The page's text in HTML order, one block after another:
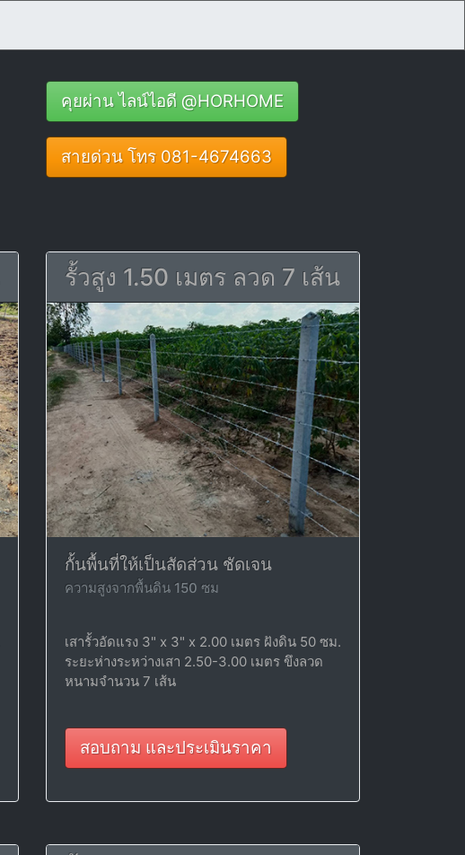
คุยผ่าน ไลน์ไอดี @HORHOME
สายด่วน โทร 081-4674663
รั้วสูง 1.50 เมตร ลวด 7 เส้น
กั้นพื้นที่ให้เป็นสัดส่วน ชัดเจน
ความสูงจากพื้นดิน 150 ซม
เสารั้วอัดแรง 3" x 3" x 2.00 เมตร ฝังดิน 50 ซม.
ระยะห่างระหว่างเสา 2.50-3.00 เมตร ขึงลวด
หนามจำนวน 7 เส้น
สอบถาม และประเมินราคา